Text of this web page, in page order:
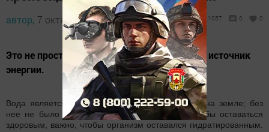
автор, 7 октября 2016 - 07:16 1057 0 0
Это не просто эликсир жизни, это истинный источник
энергии.
Вода является наиболее важным соединением на земле; без
нее не было бы никакой жизни вообще, и, чтобы оставаться
здоровым, важно, чтобы организм оставался гидратированным.